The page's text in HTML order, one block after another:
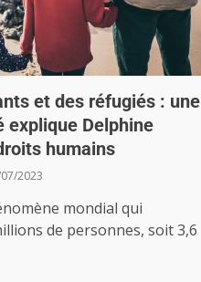
et des réfugiés : une
explique Delphine
humains
2023
mondial qui
de personnes, soit 3,6